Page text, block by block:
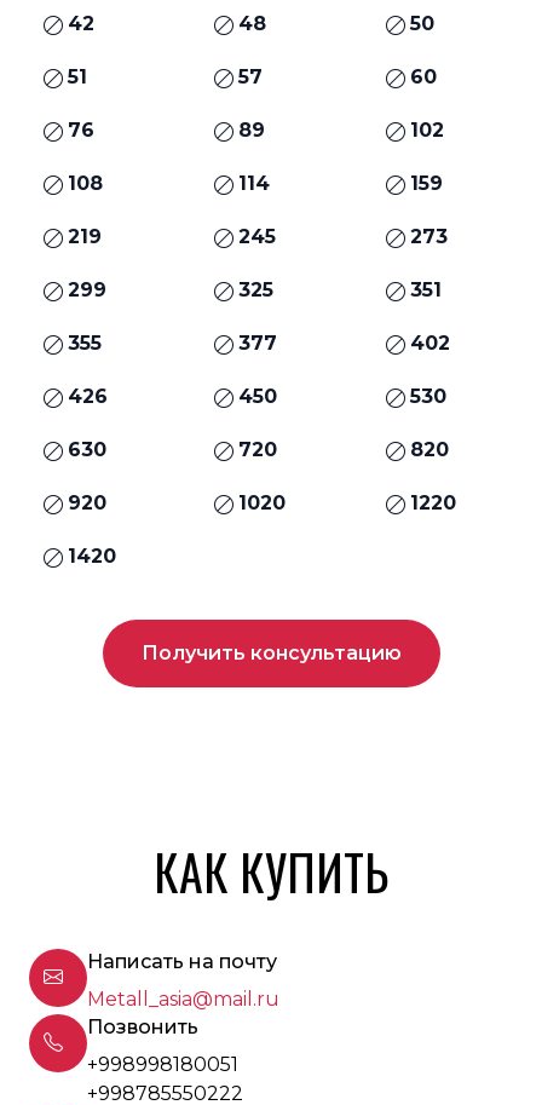
42 48 50
51 57 60
76 89 102
108 114 159
219 245 273
299 325 351
355 377 402
426 450 530
630 720 820
920 1020 1220
1420
Получить консультацию
КАК КУПИТЬ
Написать на почту
Metall_asia@mail.ru
Позвонить
+998998180051
+998785550222